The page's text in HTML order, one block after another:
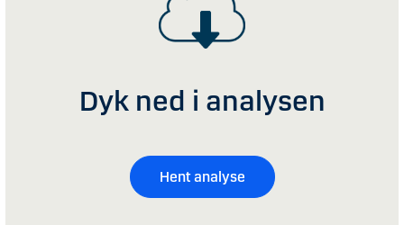
Dyk ned i analysen
Hent analyse